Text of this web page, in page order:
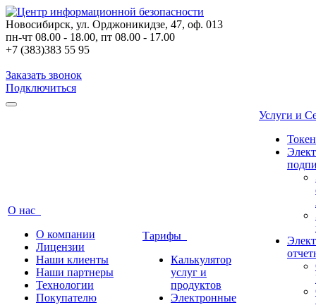
Новосибирск, ул. Орджоникидзе, 47, оф. 013
пн-чт 08.00 - 18.00, пт 08.00 - 17.00
+7 (383)383 55 95
Заказать звонок
Подключиться
О нас
О компании
Лицензии
Наши клиенты
Наши партнеры
Технологии
Покупателю
Тарифы
Калькулятор
услуг и
продуктов
Электронные
Услуги и